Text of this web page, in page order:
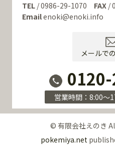
TEL / 0986-29-1070 FAX /
Emailenoki@enoki.info
メールで
営業時間：8:00～
© 有限会社えのき
pokemiya.net